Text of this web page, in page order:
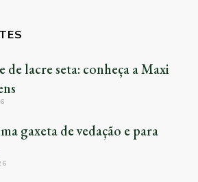
de lacre seta: conheça a Maxi
gaxeta de vedação e para